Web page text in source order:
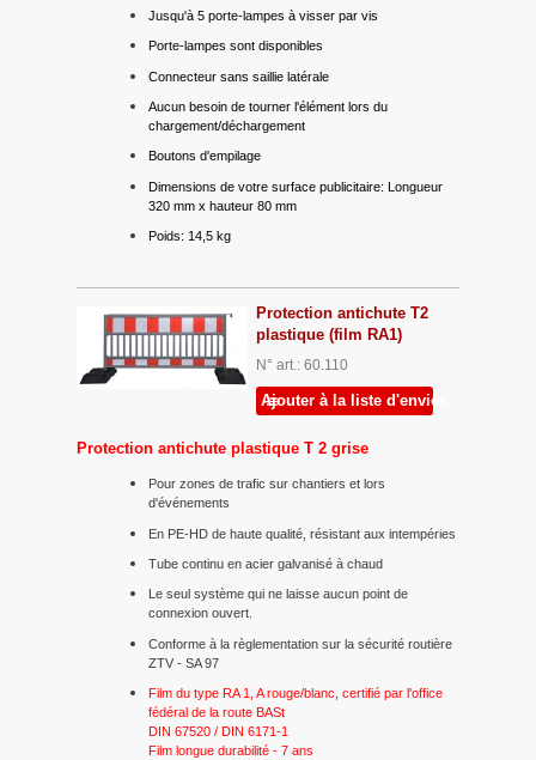
Jusqu'à 5 porte-lampes à visser par vis
Porte-lampes sont disponibles
Connecteur sans saillie latérale
Aucun besoin de tourner l'élément lors du
chargement/déchargement
Boutons d'empilage
Dimensions de votre surface publicitaire: Longueur
320 mm x hauteur 80 mm
Poids: 14,5 kg
Protection antichute T2
plastique (film RA1)
N° art.: 60.110
Ajouter à la liste d'envies
Protection antichute plastique T 2 grise
Pour zones de trafic sur chantiers et lors
d'événements
En PE-HD de haute qualité, résistant aux intempéries
Tube continu en acier galvanisé à chaud
Le seul système qui ne laisse aucun point de
connexion ouvert.
Conforme à la règlementation sur la sécurité routière
ZTV - SA 97
Film du type RA 1, A rouge/blanc, certifié par l'office
fédéral de la route BASt
DIN 67520 / DIN 6171-1
Film longue durabilité - 7 ans